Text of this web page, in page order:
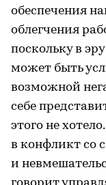
обеспечения
облегчения
поскольку в
может быть
возможной
себе
этого не
в конфликт со
и